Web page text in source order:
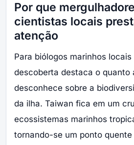
Por que
cientistas locais
atenção
Para biólogos marinhos
descoberta destaca o quanto
desconhece sobre a
da ilha. Taiwan fica em um
ecossistemas marinhos
tornando-se um ponto